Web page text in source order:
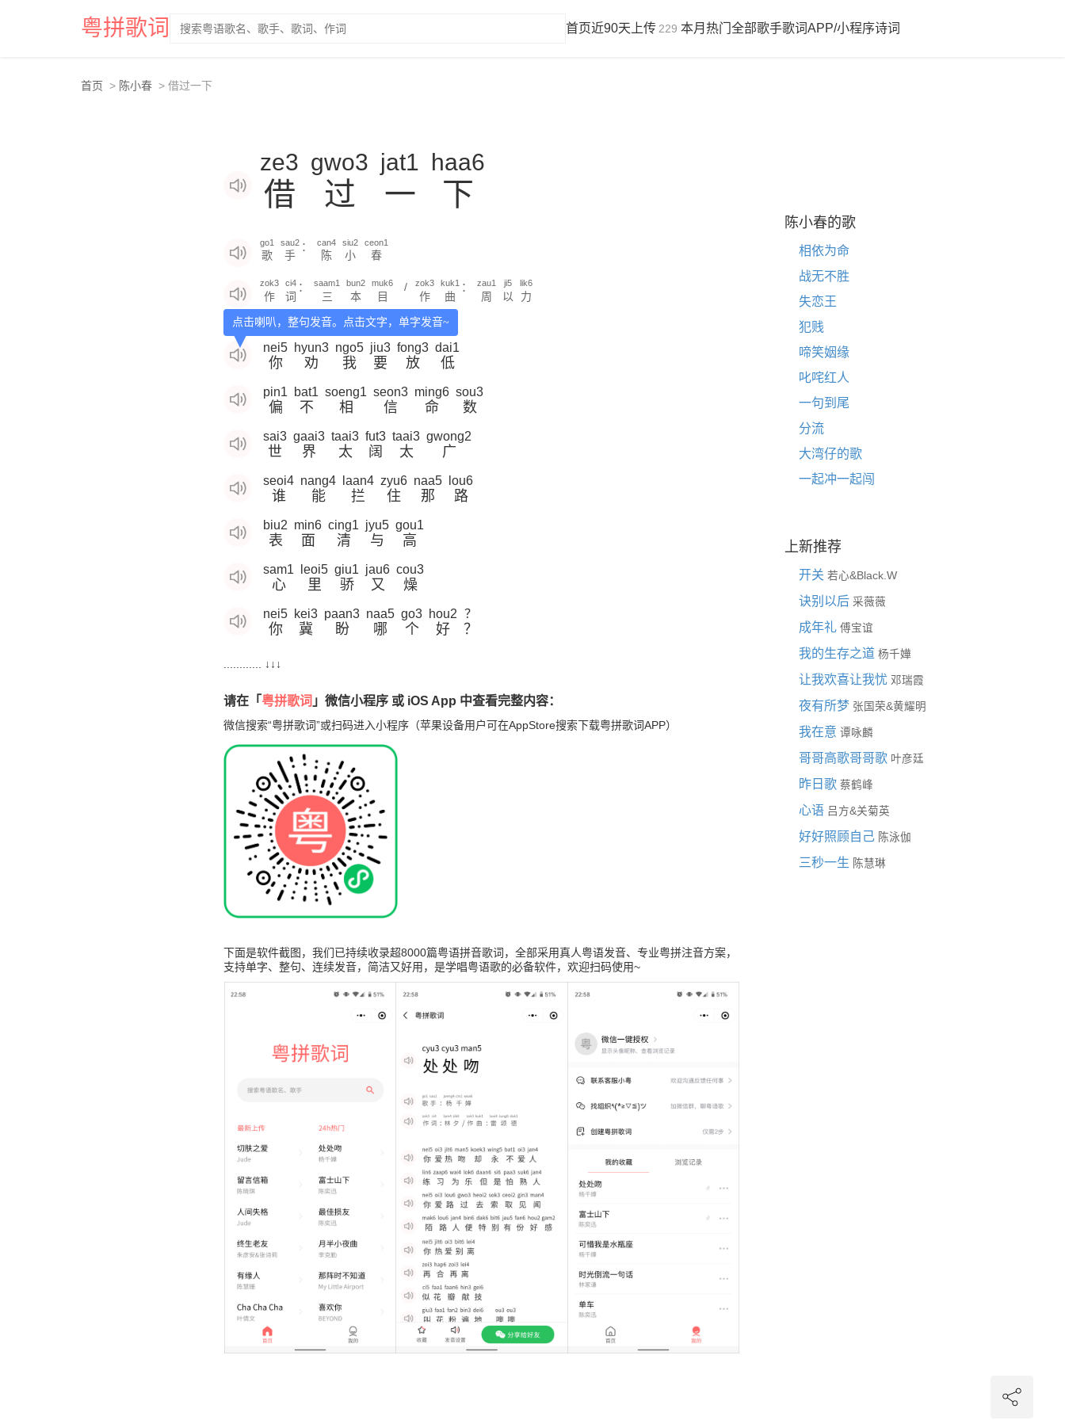
粤拼歌词 首页近90天上传 229 本月热门 全部歌手歌词APP/小程序诗词
首页 陈小春 借过一下
借
ze3
过
gwo3
一
jat1
下
haa6
歌
go1
手
sau2 ：
陈
can4
小
siu2
春
ceon1
作
zok3
词
ci4 ：
三
saam1
本
bun2
目
muk6 /
作
zok3
曲
kuk1 ：
周
zau1
以
ji5
力
lik6
点击喇叭，整句发音。点击文字，单字发音~
你
nei5
劝
hyun3
我
ngo5
要
jiu3
放
fong3
低
dai1
偏
pin1
不
bat1
相
soeng1
信
seon3
命
ming6
数
sou3
世
sai3
界
gaai3
太
taai3
阔
fut3
太
taai3
广
gwong2
谁
seoi4
能
nang4
拦
laan4
住
zyu6
那
naa5
路
lou6
表
biu2
面
min6
清
cing1
与
jyu5
高
gou1
心
sam1
里
leoi5
骄
giu1
又
jau6
燥
cou3
你
nei5
冀
kei3
盼
paan3
哪
naa5
个
go3
好
hou2
？
？
............ ↓↓↓
请在「 粤拼歌词 」微信小程序 或 iOS App 中查看完整内容：
微信搜索“粤拼歌词”或扫码进入小程序（苹果设备用户可在AppStore搜索下载粤拼歌词APP）
下面是软件截图，我们已持续收录超8000篇粤语拼音歌词，全部采用真人粤语发音、专业粤拼注音方案，
支持单字、整句、连续发音，简洁又好用，是学唱粤语歌的必备软件，欢迎扫码使用~
陈小春的歌
相依为命
战无不胜
失恋王
犯贱
啼笑姻缘
叱咤红人
一句到尾
分流
大湾仔的歌
一起冲一起闯
上新推荐
开关 若心&Black.W
诀别以后 采薇薇
成年礼 傅宝谊
我的生存之道 杨千嬅
让我欢喜让我忧 邓瑞霞
夜有所梦 张国荣&黄耀明
我在意 谭咏麟
哥哥高歌哥哥歌 叶彦廷
昨日歌 蔡鹤峰
心语 吕方&关菊英
好好照顾自己 陈泳伽
三秒一生 陈慧琳